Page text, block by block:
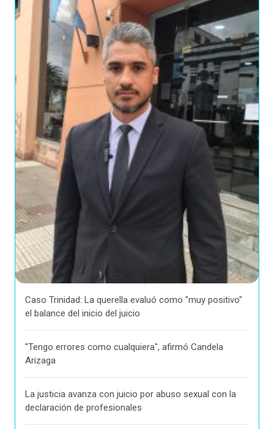
Caso Trinidad: La querella evaluó como "muy positivo"
el balance del inicio del juicio
"Tengo errores como cualquiera", afirmó Candela
Arizaga
La justicia avanza con juicio por abuso sexual con la
declaración de profesionales